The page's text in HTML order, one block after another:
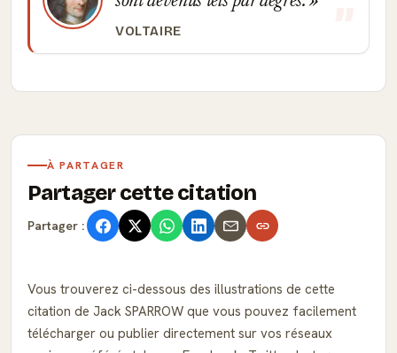
VOLTAIRE
À PARTAGER
Partager cette citation
Partager :
Vous trouverez ci-dessous des illustrations de cette
citation de Jack SPARROW que vous pouvez facilement
télécharger ou publier directement sur vos réseaux